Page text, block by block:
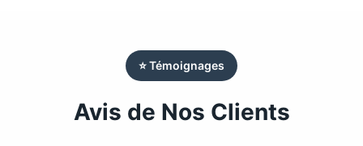
⭐ Témoignages
Avis de Nos Clients